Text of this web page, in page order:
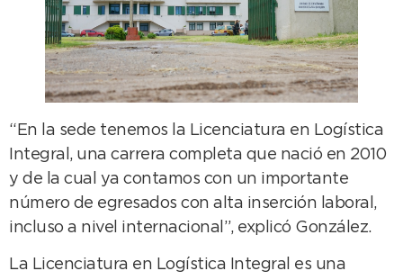
“En la sede tenemos la Licenciatura en Logística
Integral, una carrera completa que nació en 2010
y de la cual ya contamos con un importante
número de egresados con alta inserción laboral,
incluso a nivel internacional”, explicó González.
La Licenciatura en Logística Integral es una